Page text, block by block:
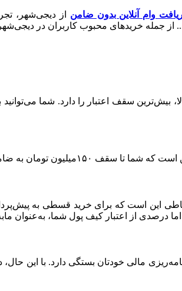
وام آنلاین بدون ضامن از دیجی‌شهر،
از جمله خرید‌های محبوب کاربران در
ندارید و با ارائه یک برگ چک می‌توانید
این است که برای خرید قسطی به
درصدی از اعتبار کیف پول شما، به‌عنوان